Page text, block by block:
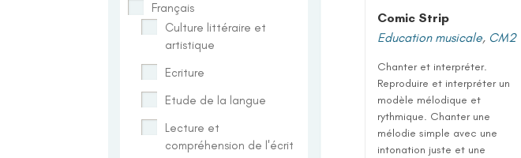
Comic Strip
Education musicale, CM2
Chanter et interpréter.
Reproduire et interpréter un
modèle mélodique et
rythmique. Chanter une
mélodie simple avec une
intonation juste et une
Français
Culture littéraire et
artistique
Ecriture
Etude de la langue
Lecture et
compréhension de l'écrit